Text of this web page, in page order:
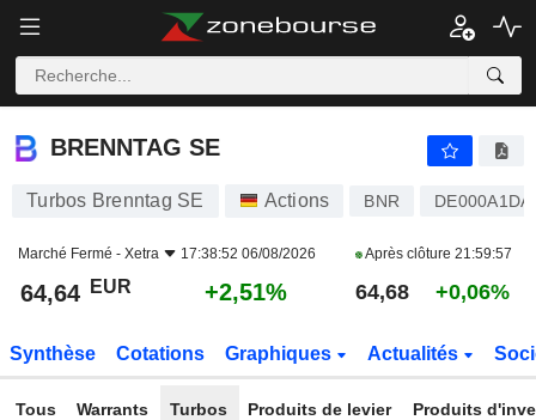
BRENNTAG SE
BRENNTAG SE
Turbos Brenntag SE Actions BNR
Marché Fermé - Xetra 17:38:52 06/08/2026 Après clôture 21:59:57
64,64 EUR +2,51% 64,68 +0,06%
Synthèse Cotations Graphiques Actualités
Tous Warrants Turbos Produits de levier Produits